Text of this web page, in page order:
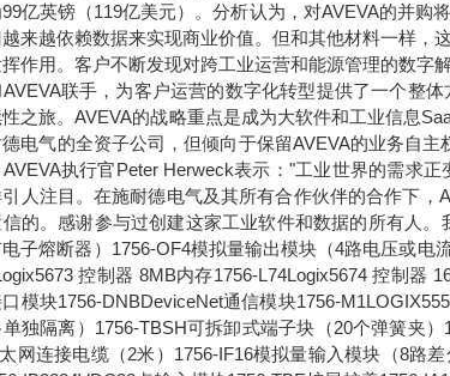
亿英镑（119亿美元）。分析认为，对AVEVA的并
来越依赖数据来实现商业价值。但和其他材料一样，
作用。客户不断发现对跨工业运营和能源管理的数字
联手，为客户运营的数字化转型提供了一个整
之旅。AVEVA的战略重点是成为大软件和工业信息
电气的全资子公司，但倾向于保留AVEVA的业务自
执行官Peter Herweck表示："工业世界的需求
人注目。在施耐德电气及其所有合作伙伴的合作下
的。感谢参与过创建这家工业软件和数据的所有人
子熔断器）1756-OF4模拟量输出模块（4路电压或电
控制器 8MB内存1756-L74Logix5674 控制器
模块1756-DNBDeviceNet通信模块1756-
独隔离）1756-TBSH可拆卸式端子块（20个弹簧夹
网连接电缆（2米）1756-IF16模拟量输入模块（8路